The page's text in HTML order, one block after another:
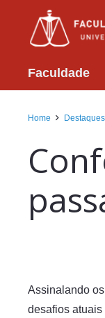
Faculdade
Home Destaques
Assinalando
desafios